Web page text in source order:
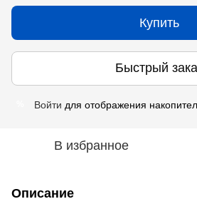
Купить
Быстрый
Войти для отображения
В избранное
Описание